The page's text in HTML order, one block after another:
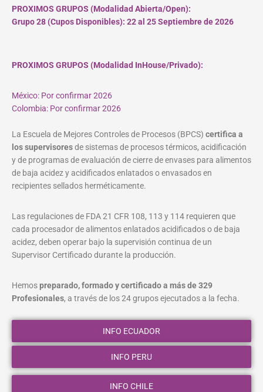
PROXIMOS GRUPOS (Modalidad Abierta/Open):
Grupo 28 (Cupos Disponibles): 22 al 25 Septiembre de 2026
PROXIMOS GRUPOS (Modalidad InHouse/Privado):
México: Por confirmar 2026
Colombia: Por confirmar 2026
La Escuela de Mejores Controles de Procesos (BPCS) certifica a
los supervisoresde sistemas de procesos térmicos, acidificación
y de programas de evaluación de cierre de envases para alimentos
de baja acidez y acidificados enlatados o envasados en
recipientes sellados herméticamente.
Las regulaciones de FDA 21 CFR 108, 113 y 114 requieren que
cada procesador de alimentos enlatados acidificados o de baja
acidez, deben operar bajo la supervisión continua de un
Supervisor Certificado durante la producción.
Hemospreparado, formado y certificado a más de 329
Profesionales, a través de los 24 grupos ejecutados a la fecha.
INFO ECUADOR
INFO PERU
INFO CHILE